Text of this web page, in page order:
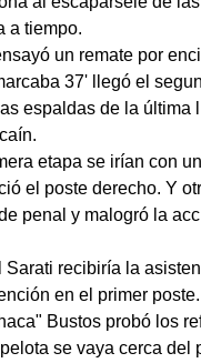
a tiempo.
un remate por
37' llegó el
espaldas de la última
etapa se irían con
el poste derecho. Y
penal y malogró la
recibiría la
en el primer poste.
Bustos probó los
se vaya cerca del